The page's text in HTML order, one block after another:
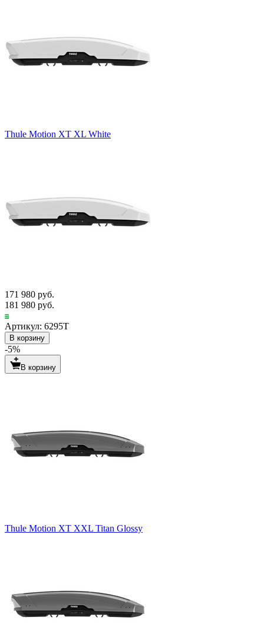
Thule Motion XT XL White
171 980 руб.
181 980 руб.
Артикул: 6295T
В корзину
-5%
В корзину
Thule Motion XT XXL Titan Glossy